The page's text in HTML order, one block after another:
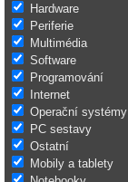
Hardware
Periferie
Multimédia
Software
Programování
Internet
Operační systémy
PC sestavy
Ostatní
Mobily a tablety